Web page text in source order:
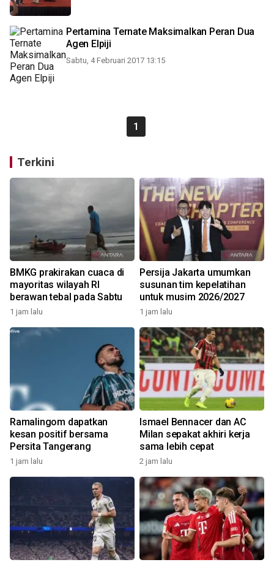
Pertamina Ternate Maksimalkan Peran Dua
Agen Elpiji
Sabtu, 4 Februari 2017 13:15
1
Terkini
BMKG prakirakan cuaca di
mayoritas wilayah RI
berawan tebal pada Sabtu
1 jam lalu
Persija Jakarta umumkan
susunan tim kepelatihan
untuk musim 2026/2027
1 jam lalu
Ramalingom dapatkan
kesan positif bersama
Persita Tangerang
1 jam lalu
Ismael Bennacer dan AC
Milan sepakat akhiri kerja
sama lebih cepat
2 jam lalu